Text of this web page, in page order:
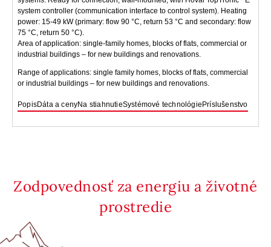
system controller (communication interface to control system). Heating
power: 15-49 kW (primary: flow 90 °C, return 53 °C and secondary: flow
75 °C, return 50 °C).
Area of application: single-family homes, blocks of flats, commercial or
industrial buildings – for new buildings and renovations.
Range of applications: single family homes, blocks of flats, commercial
or industrial buildings – for new buildings and renovations.
PopisDáta a cenyNa stiahnutieSystémové technológie Príslušenstvo
Zodpovednosť za energiu a životné
prostredie